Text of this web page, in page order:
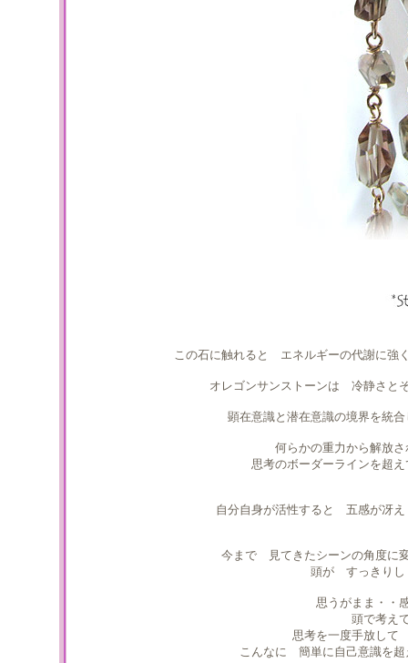
この石に触れると エネルギーの代謝に強
オレゴンサンストーンは 冷静さと
顕在意識と潜在意識の境界を統
何らかの重力から解放
思考のボーダーラインを超
自分自身が活性すると 五感が冴
今まで 見てきたシーンの角度に
頭が すっきりし
思うがまま・・
頭で考え
思考を一度手放して
こんなに 簡単に自己意識を超